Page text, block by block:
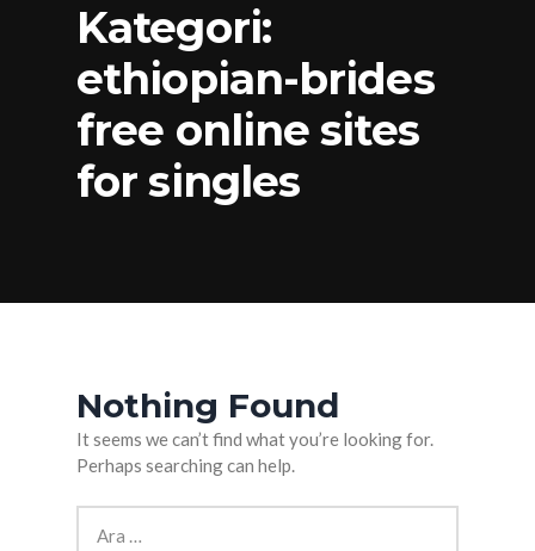
Kategori:
ethiopian-brides
free online sites
for singles
Nothing Found
It seems we can’t find what you’re looking for.
Perhaps searching can help.